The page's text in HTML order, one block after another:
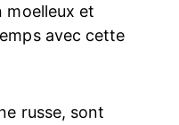
moelleux et
avec cette
russe, sont